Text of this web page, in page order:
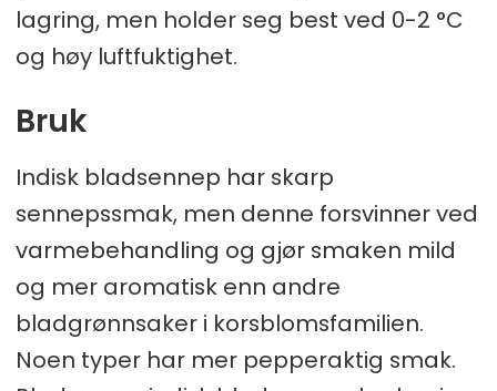
lagring, men holder seg best ved 0-2 °C
og høy luftfuktighet.
Bruk
Indisk bladsennep har skarp
sennepssmak, men denne forsvinner ved
varmebehandling og gjør smaken mild
og mer aromatisk enn andre
bladgrønnsaker i korsblomsfamilien.
Noen typer har mer pepperaktig smak.